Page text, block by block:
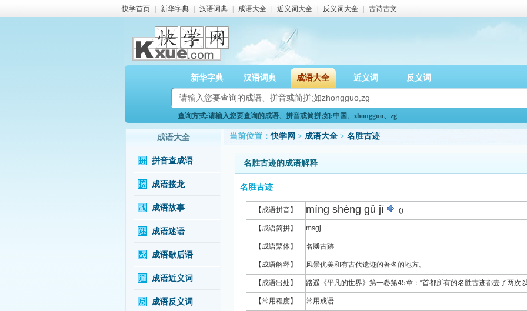
快学首页 新华字典 汉语词典 成语大全 近义词大全 反义词大全 古诗古文
新华字典 汉语词典 成语大全 近义词 反义词
查询方式:请输入您要查询的成语、拼音或简拼;如:中国、zhongguo、zg
成语大全
拼音查成语
成语接龙
成语故事
成语迷语
成语歇后语
成语近义词
成语反义词
当前位置：快学网 > 成语大全 > 名胜古迹
名胜古迹的成语解释
名胜古迹
【成语拼音】 míng shèng gǔ jī ()
【成语简拼】 msgj
【成语繁体】 名勝古跡
【成语解释】 风景优美和有古代遗迹的著名的地方。
【成语出处】 路遥《平凡的世界》第一卷第45章：“首都所有的名胜古迹都去了两次
【常用程度】 常用成语